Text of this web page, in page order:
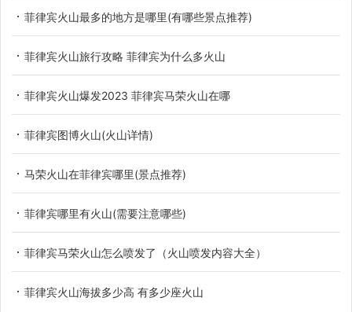
菲律宾火山最多的地方是哪里(有哪些景点推荐)
菲律宾火山旅行攻略 菲律宾为什么多火山
菲律宾火山爆发2023 菲律宾马荣火山在哪
菲律宾图博火山(火山详情)
马荣火山在菲律宾哪里(景点推荐)
菲律宾哪里有火山(需要注意哪些)
菲律宾马荣火山怎么喷发了（火山喷发内容大全）
菲律宾火山海拔多少高 有多少座火山